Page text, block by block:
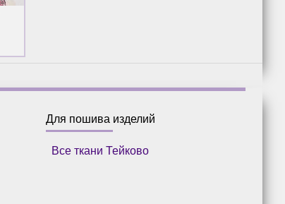
Для пошива изделий
Все ткани Тейково